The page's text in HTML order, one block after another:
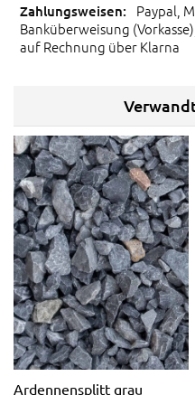
Paypal,
Banküberweisung
auf Rechnung über Klarna
Ardennensplitt grau